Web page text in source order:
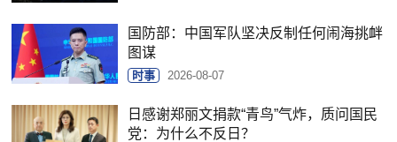
国防部：中国军队坚决反制任何闹海挑衅
图谋
时事 2026-08-07
日感谢郑丽文捐款“青鸟”气炸，质问国民
党：为什么不反日？